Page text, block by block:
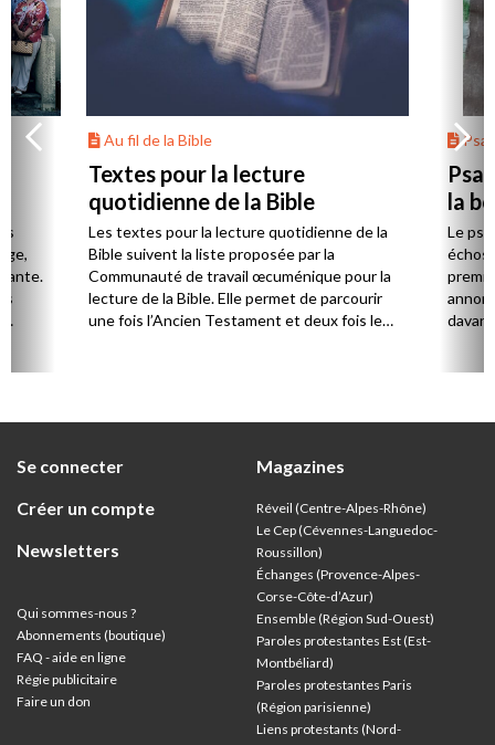
Au fil de la Bible
Textes pour la lecture
quotidienne de la Bible
Les textes pour la lecture quotidienne de la
Bible suivent la liste proposée par la
Communauté de travail œcuménique pour la
lecture de la Bible. Elle permet de parcourir
une fois l’Ancien Testament et deux fois le
la
Le
échos
Se connecter
Créer un compte
Newsletters
Qui sommes-nous ?
Abonnements (boutique)
FAQ - aide en ligne
Régie publicitaire
Faire un don
Magazines
Réveil (Centre-Alpes-Rhône)
Le Cep (Cévennes-Languedoc-
Roussillon)
Échanges (Provence-Alpes-
Corse-Côte-d’Azur)
Ensemble (Région Sud-Ouest)
Paroles protestantes Est (Est-
Montbéliard)
Paroles protestantes Paris
(Région parisienne)
Liens protestants (Nord-